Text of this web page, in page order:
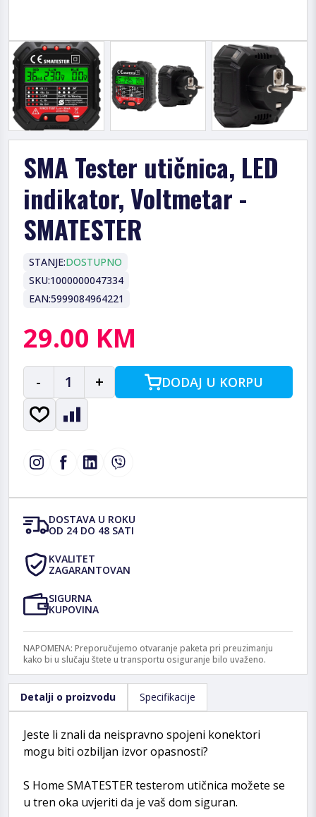
SMA Tester utičnica, LED
indikator, Voltmetar -
SMATESTER
STANJE:DOSTUPNO
SKU:1000000047334
EAN:5999084964221
29.00 KM
- 1 + DODAJ U KORPU
DOSTAVA U ROKU
OD 24 DO 48 SATI
KVALITET
ZAGARANTOVAN
SIGURNA
KUPOVINA
NAPOMENA: Preporučujemo otvaranje paketa pri preuzimanju
kako bi u slučaju štete u transportu osiguranje bilo uvaženo.
Detalji o proizvodu Specifikacije
Jeste li znali da neispravno spojeni konektori
mogu biti ozbiljan izvor opasnosti?
S Home SMATESTER testerom utičnica možete se
u tren oka uvjeriti da je vaš dom siguran.